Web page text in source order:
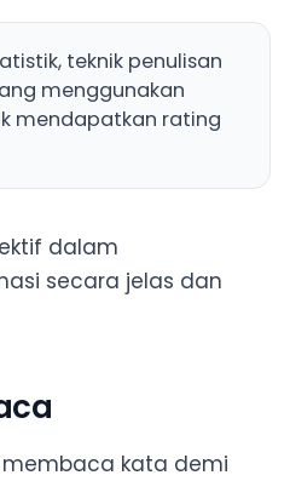
teknik penulisan
menggunakan
mendapatkan rating
dalam
secara jelas dan
kata demi